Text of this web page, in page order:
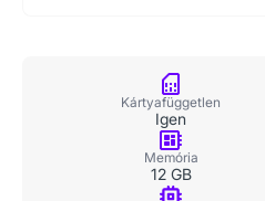
Kártyafüggetlen
Igen
Memória
12 GB